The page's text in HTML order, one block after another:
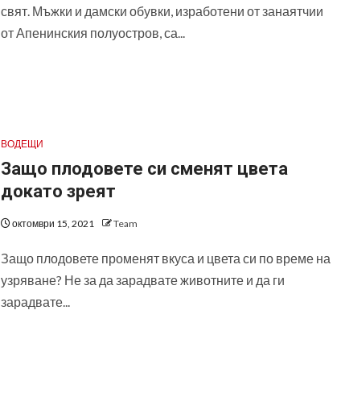
свят. Мъжки и дамски обувки, изработени от занаятчии
от Апенинския полуостров, са...
ВОДЕЩИ
Защо плодовете си сменят цвета
докато зреят
октомври 15, 2021 Team
Защо плодовете променят вкуса и цвета си по време на
узряване? Не за да зарадвате животните и да ги
зарадвате...